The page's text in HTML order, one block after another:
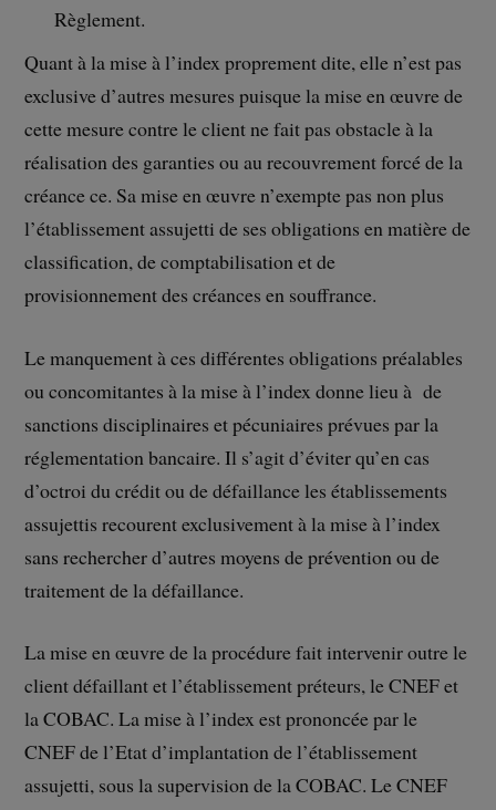
Règlement.
Quant à la mise à l’index proprement dite, elle n’est pas
exclusive d’autres mesures puisque la mise en œuvre de
cette mesure contre le client ne fait pas obstacle à la
réalisation des garanties ou au recouvrement forcé de la
créance ce. Sa mise en œuvre n’exempte pas non plus
l’établissement assujetti de ses obligations en matière de
classification, de comptabilisation et de
provisionnement des créances en souffrance.
Le manquement à ces différentes obligations préalables
ou concomitantes à la mise à l’index donne lieu à de
sanctions disciplinaires et pécuniaires prévues par la
réglementation bancaire. Il s’agit d’éviter qu’en cas
d’octroi du crédit ou de défaillance les établissements
assujettis recourent exclusivement à la mise à l’index
sans rechercher d’autres moyens de prévention ou de
traitement de la défaillance.
La mise en œuvre de la procédure fait intervenir outre le
client défaillant et l’établissement préteurs, le CNEF et
la COBAC. La mise à l’index est prononcée par le
CNEF de l’Etat d’implantation de l’établissement
assujetti, sous la supervision de la COBAC. Le CNEF